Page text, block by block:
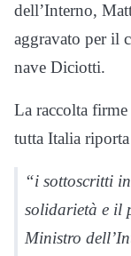
dell’Interno,
aggravato per il
nave Diciotti.
La raccolta
tutta Italia
“i sottoscritti
solidarietà e il
Ministro